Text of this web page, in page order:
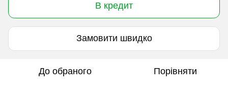
В кредит
Замовити швидко
До обраного Порівняти